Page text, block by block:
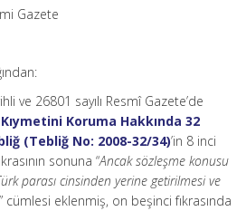
Gazete
ve 26801 sayılı Resmî Gazete’de
Koruma Hakkında 32
(Tebliğ No: 2008-32/34)’in 8 inci
sonuna “Ancak sözleşme konusu
parası cinsinden yerine getirilmesi ve
cümlesi eklenmiş, on beşinci fıkrasında